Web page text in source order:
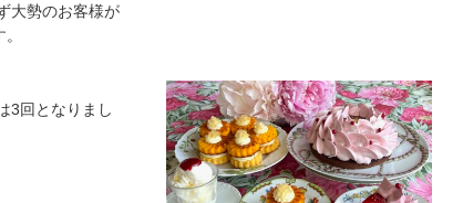
大勢のお客様が
3回となりまし